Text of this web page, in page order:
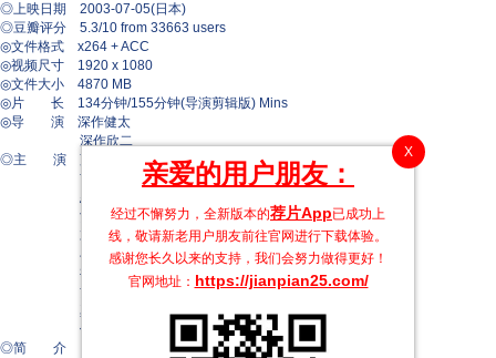
X
亲爱的用户朋友：
经过不懈努力，全新版本的荐片App已成功上
线，敬请新老用户朋友前往官网进行下载体验。
感谢您长久以来的支持，我们会努力做得更好！
官网地址： https://jianpian25.com/
◎上映日期 2003-07-05(日本)
◎豆瓣评分 5.3/10 from 33663 users
◎文件格式 x264 + ACC
◎视频尺寸 1920 x 1080
◎文件大小 4870 MB
◎片 长 134分钟/155分钟(导演剪辑版) Mins
◎导 演 深作健太
深作欣二
◎主 演 藤原龙也
前田爱
忍成修吾
酒井彩名
末永遥
石垣佑磨
神户美雪
黄川田将也
真木阳子
伊藤友树
◎简 介